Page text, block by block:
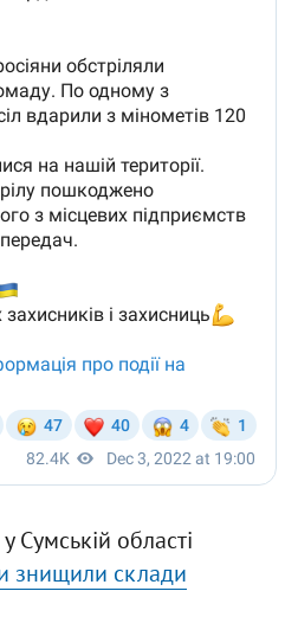
Сумській області
знищили склади